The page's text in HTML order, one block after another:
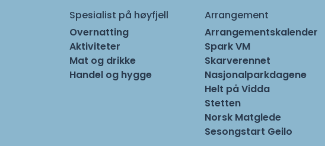
Spesialist på høyfjell
Overnatting
Aktiviteter
Mat og drikke
Handel og hygge
Arrangement
Arrangementskalender
Spark VM
Skarverennet
Nasjonalparkdagene
Helt på Vidda
Stetten
Norsk Matglede
Sesongstart Geilo